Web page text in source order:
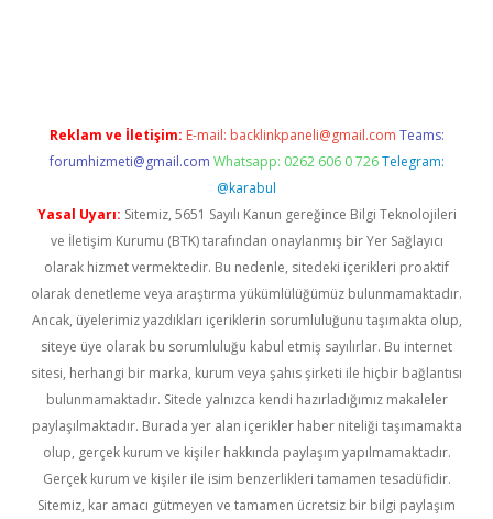
Reklam ve İletişim: E-mail: backlinkpaneli@gmail.com Teams:
forumhizmeti@gmail.com Whatsapp: 0262 606 0 726 Telegram:
@karabul
Yasal Uyarı: Sitemiz, 5651 Sayılı Kanun gereğince Bilgi Teknolojileri
ve İletişim Kurumu (BTK) tarafından onaylanmış bir Yer Sağlayıcı
olarak hizmet vermektedir. Bu nedenle, sitedeki içerikleri proaktif
olarak denetleme veya araştırma yükümlülüğümüz bulunmamaktadır.
Ancak, üyelerimiz yazdıkları içeriklerin sorumluluğunu taşımakta olup,
siteye üye olarak bu sorumluluğu kabul etmiş sayılırlar. Bu internet
sitesi, herhangi bir marka, kurum veya şahıs şirketi ile hiçbir bağlantısı
bulunmamaktadır. Sitede yalnızca kendi hazırladığımız makaleler
paylaşılmaktadır. Burada yer alan içerikler haber niteliği taşımamakta
olup, gerçek kurum ve kişiler hakkında paylaşım yapılmamaktadır.
Gerçek kurum ve kişiler ile isim benzerlikleri tamamen tesadüfidir.
Sitemiz, kar amacı gütmeyen ve tamamen ücretsiz bir bilgi paylaşım